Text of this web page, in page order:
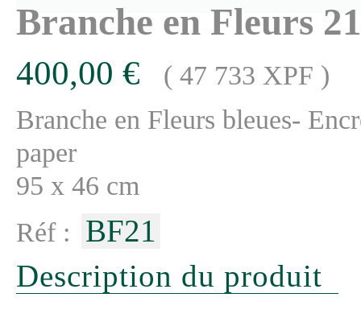
Branche en Fleurs 21
400,00 €
( 47 733 XPF )
Branche en Fleurs bleues-
paper
95 x 46 cm
Réf : BF21
Description du produit